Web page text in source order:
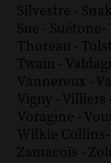
Silvestre -
Sue - Suétone-
Thoreau -
Twain -
Vannereux -
Vigny - Villiers
Voragine -
Wilkie Collins-
Zamacoïs -